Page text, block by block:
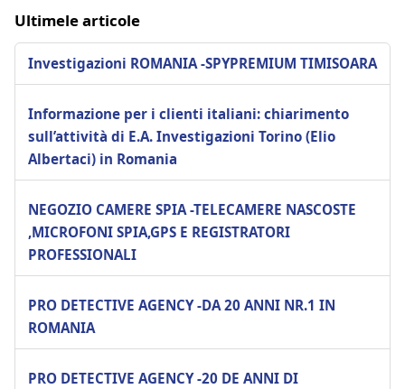
Ultimele articole
Investigazioni ROMANIA -SPYPREMIUM TIMISOARA
Informazione per i clienti italiani: chiarimento
sull’attività di E.A. Investigazioni Torino (Elio
Albertaci) in Romania
NEGOZIO CAMERE SPIA -TELECAMERE NASCOSTE
,MICROFONI SPIA,GPS E REGISTRATORI
PROFESSIONALI
PRO DETECTIVE AGENCY -DA 20 ANNI NR.1 IN
ROMANIA
PRO DETECTIVE AGENCY -20 DE ANNI DI